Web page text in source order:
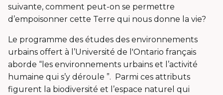
suivante, comment peut-on se permettre
d’empoisonner cette Terre qui nous donne la vie?
Le programme des études des environnements
urbains offert à l’Université de l'Ontario français
aborde “les environnements urbains et l’activité
humaine qui s’y déroule ”. Parmi ces attributs
figurent la biodiversité et l’espace naturel qui